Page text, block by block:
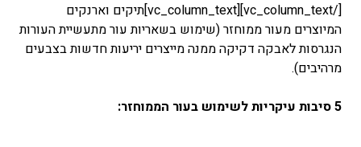
[/vc_column_text][vc_column_text]תיקים וארנקים
המיוצרים מעור ממוחזר (שימוש בשאריות עור מתעשיית העורות
הנגרסות לאבקה דקיקה ממנה מייצרים יריעות חדשות בצבעים
מרהיבים).
5 סיבות עיקריות לשימוש בעור הממוחזר: